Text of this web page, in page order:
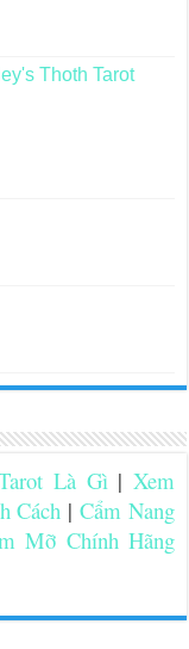
Thoth Tarot
Là Gì | Xem
Cách |Cẩm Nang
Mỡ Chính Hãng